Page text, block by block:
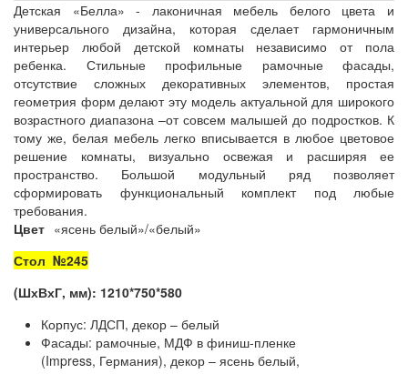
Детская «Белла» - лаконичная мебель белого цвета и
универсального дизайна, которая сделает гармоничным
интерьер любой детской комнаты независимо от пола
ребенка. Стильные профильные рамочные фасады,
отсутствие сложных декоративных элементов, простая
геометрия форм делают эту модель актуальной для широкого
возрастного диапазона –от совсем малышей до подростков. К
тому же, белая мебель легко вписывается в любое цветовое
решение комнаты, визуально освежая и расширяя ее
пространство. Большой модульный ряд позволяет
сформировать функциональный комплект под любые
требования.
Цвет «ясень белый»/«белый»
Стол №245
(ШхВхГ, мм): 1210*750*580
Корпус: ЛДСП, декор – белый
Фасады: рамочные, МДФ в финиш-пленке
(Impress, Германия), декор – ясень белый,